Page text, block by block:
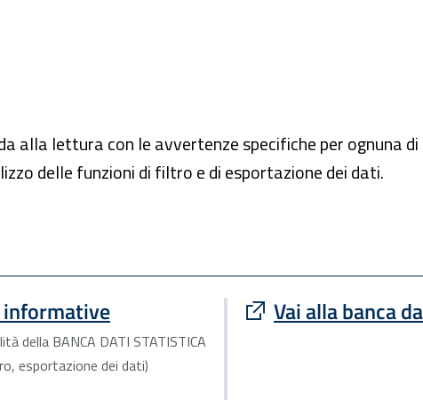
alla lettura con le avvertenze specifiche per ognuna
delle funzioni di filtro e di esportazione dei dati.
della BANCA DATI STATISTICA
esportazione dei dati)
Vai alla banca